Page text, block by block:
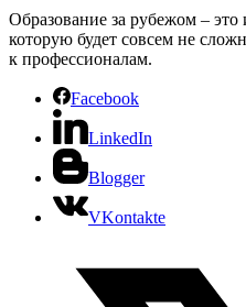
Образование за рубежом –
которую будет совсем не
к профессионалам.
Facebook
LinkedIn
Blogger
VKontakte